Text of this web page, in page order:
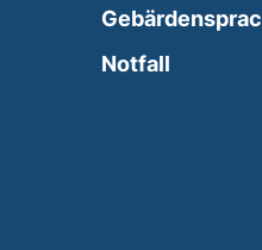
in a new window)
Notfall